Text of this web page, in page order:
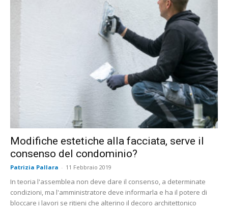
Modifiche estetiche alla facciata, serve il
consenso del condominio?
Patrizia Pallara - 11 Febbraio 2019
In teoria l'assemblea non deve dare il consenso, a determinate
condizioni, ma l'amministratore deve informarla e ha il potere di
bloccare i lavori se ritieni che alterino il decoro architettonico